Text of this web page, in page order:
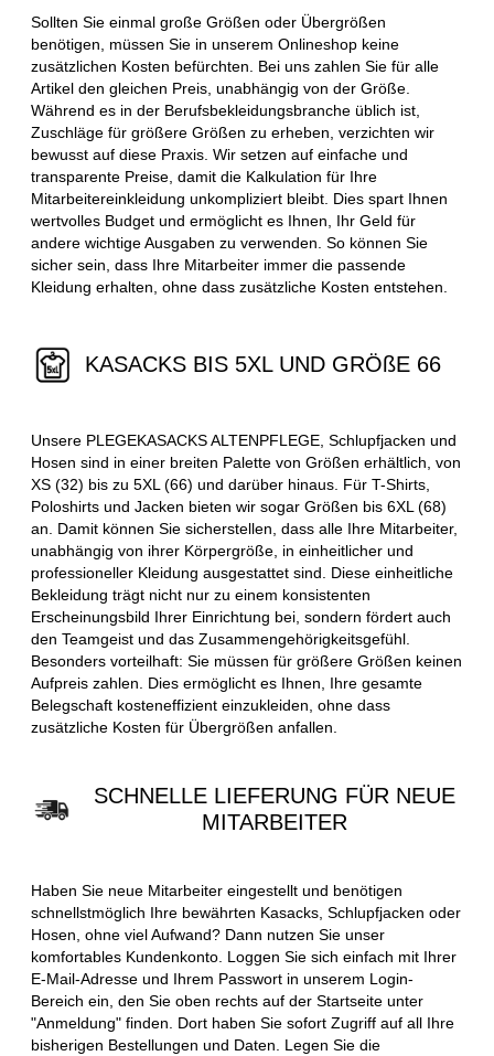
Sollten Sie einmal große Größen oder Übergrößen
benötigen, müssen Sie in unserem Onlineshop keine
zusätzlichen Kosten befürchten. Bei uns zahlen Sie für alle
Artikel den gleichen Preis, unabhängig von der Größe.
Während es in der Berufsbekleidungsbranche üblich ist,
Zuschläge für größere Größen zu erheben, verzichten wir
bewusst auf diese Praxis. Wir setzen auf einfache und
transparente Preise, damit die Kalkulation für Ihre
Mitarbeitereinkleidung unkompliziert bleibt. Dies spart Ihnen
wertvolles Budget und ermöglicht es Ihnen, Ihr Geld für
andere wichtige Ausgaben zu verwenden. So können Sie
sicher sein, dass Ihre Mitarbeiter immer die passende
Kleidung erhalten, ohne dass zusätzliche Kosten entstehen.
KASACKS BIS 5XL UND GRÖßE 66
Unsere PLEGEKASACKS ALTENPFLEGE, Schlupfjacken und
Hosen sind in einer breiten Palette von Größen erhältlich, von
XS (32) bis zu 5XL (66) und darüber hinaus. Für T-Shirts,
Poloshirts und Jacken bieten wir sogar Größen bis 6XL (68)
an. Damit können Sie sicherstellen, dass alle Ihre Mitarbeiter,
unabhängig von ihrer Körpergröße, in einheitlicher und
professioneller Kleidung ausgestattet sind. Diese einheitliche
Bekleidung trägt nicht nur zu einem konsistenten
Erscheinungsbild Ihrer Einrichtung bei, sondern fördert auch
den Teamgeist und das Zusammengehörigkeitsgefühl.
Besonders vorteilhaft: Sie müssen für größere Größen keinen
Aufpreis zahlen. Dies ermöglicht es Ihnen, Ihre gesamte
Belegschaft kosteneffizient einzukleiden, ohne dass
zusätzliche Kosten für Übergrößen anfallen.
SCHNELLE LIEFERUNG FÜR NEUE
MITARBEITER
Haben Sie neue Mitarbeiter eingestellt und benötigen
schnellstmöglich Ihre bewährten Kasacks, Schlupfjacken oder
Hosen, ohne viel Aufwand? Dann nutzen Sie unser
komfortables Kundenkonto. Loggen Sie sich einfach mit Ihrer
E-Mail-Adresse und Ihrem Passwort in unserem Login-
Bereich ein, den Sie oben rechts auf der Startseite unter
"Anmeldung" finden. Dort haben Sie sofort Zugriff auf all Ihre
bisherigen Bestellungen und Daten. Legen Sie die